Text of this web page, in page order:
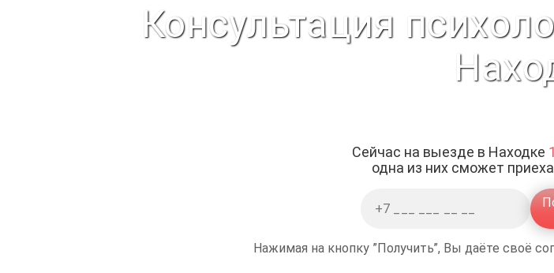
Консультация
Сейчас на выезде в Находке
одна из них сможет
Нажимая на кнопку ”Получить”, Вы даёте своё